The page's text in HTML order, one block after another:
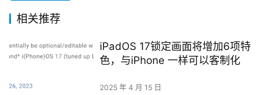
相关推荐
iPadOS 17锁定画面将增加6项特
色，与iPhone 一样可以客制化
2025 年 4 月 15 日